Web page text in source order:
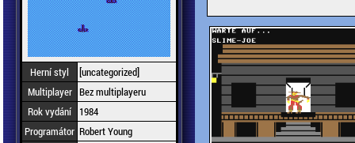
Herní styl
[uncategorized]
Multiplayer Bez multiplayeru
Rok vydání
1984
Programátor Robert Young